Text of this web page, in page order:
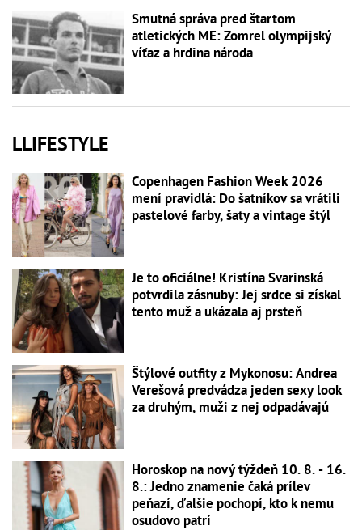
Smutná správa pred štartom
atletických ME: Zomrel olympijský
víťaz a hrdina národa
LLIFESTYLE
Copenhagen Fashion Week 2026
mení pravidlá: Do šatníkov sa vrátili
pastelové farby, šaty a vintage štýl
Je to oficiálne! Kristína Svarinská
potvrdila zásnuby: Jej srdce si získal
tento muž a ukázala aj prsteň
Štýlové outfity z Mykonosu: Andrea
Verešová predvádza jeden sexy look
za druhým, muži z nej odpadávajú
Horoskop na nový týždeň 10. 8. - 16.
8.: Jedno znamenie čaká prílev
peňazí, ďalšie pochopí, kto k nemu
osudovo patrí